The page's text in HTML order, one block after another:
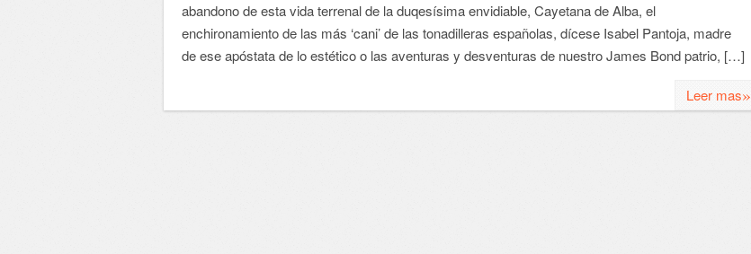
abandono de esta vida terrenal de la duqesísima envidiable, Cayetana de Alba, el
enchironamiento de las más ‘cani’ de las tonadilleras españolas, dícese Isabel Pantoja, madre
de ese apóstata de lo estético o las aventuras y desventuras de nuestro James Bond patrio, […]
Leer mas»